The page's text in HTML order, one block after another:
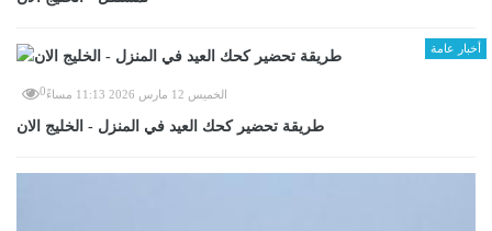
أخبار عامة
الخميس 12 مارس 2026 11:13 مساءً 0
طريقة تحضير كحك العيد في المنزل - الخليج الان